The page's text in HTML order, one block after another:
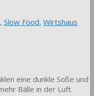
, Slow Food, Wirtshaus
eine dunkle Soße und
Bälle in der Luft